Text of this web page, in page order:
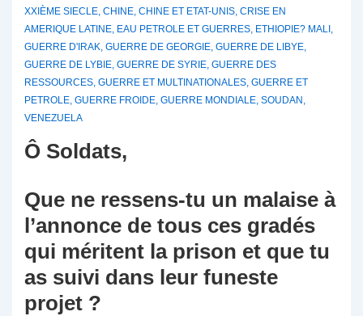
XXIÈME SIECLE, CHINE, CHINE ET ETAT-UNIS, CRISE EN
AMERIQUE LATINE, EAU PETROLE ET GUERRES, ETHIOPIE? MALI ,
GUERRE D'IRAK, GUERRE DE GEORGIE, GUERRE DE LIBYE,
GUERRE DE LYBIE, GUERRE DE SYRIE, GUERRE DES
RESSOURCES, GUERRE ET MULTINATIONALES, GUERRE ET
PETROLE, GUERRE FROIDE, GUERRE MONDIALE, SOUDAN ,
VENEZUELA
Ô Soldats,
Que ne ressens-tu un malaise à
l’annonce de tous ces gradés
qui méritent la prison et que tu
as suivi dans leur funeste
projet ?